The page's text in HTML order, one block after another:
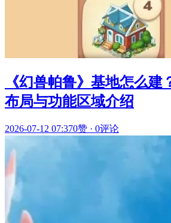
《幻兽帕鲁》基地怎么建
布局与功能区域介绍
2026-07-12 07:370赞 · 0评论